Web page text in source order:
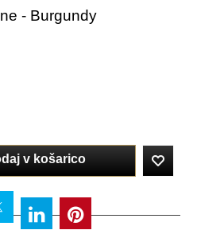
- Burgundy
v košarico